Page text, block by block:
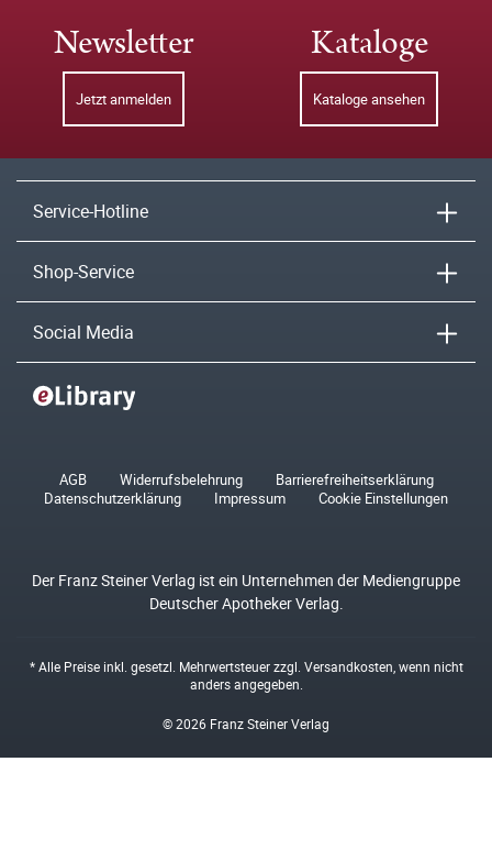
Newsletter
Jetzt anmelden
Kataloge
Kataloge ansehen
Service-Hotline
Shop-Service
Social Media
AGB Widerrufsbelehrung
Barrierefreiheitserklärung
Datenschutzerklärung
Impressum Cookie Einstellungen
Der Franz Steiner Verlag ist ein Unternehmen der Mediengruppe
Deutscher Apotheker Verlag.
* Alle Preise inkl. gesetzl. Mehrwertsteuer zzgl. Versandkosten , wenn nicht
anders angegeben.
© 2026 Franz Steiner Verlag